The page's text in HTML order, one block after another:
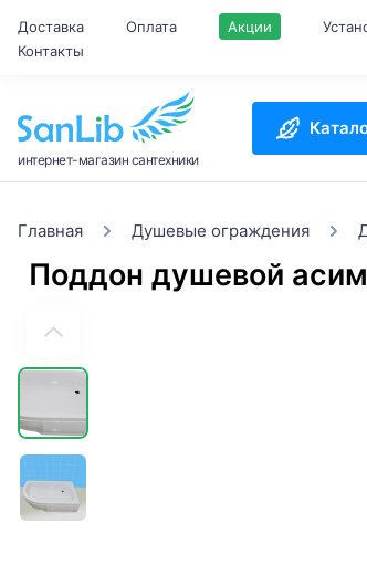
Доставка Оплата Акции
Контакты
интернет-магазин сантехники
Главная Душевые ограждения
Поддон душевой